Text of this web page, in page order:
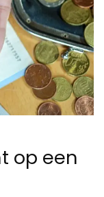
op een